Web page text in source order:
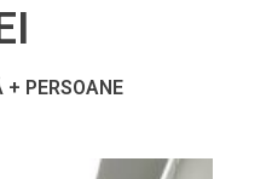
PERSOANE